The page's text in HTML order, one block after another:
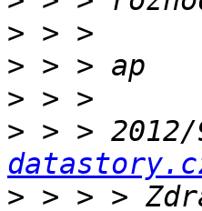
>
>
>
> > >
>